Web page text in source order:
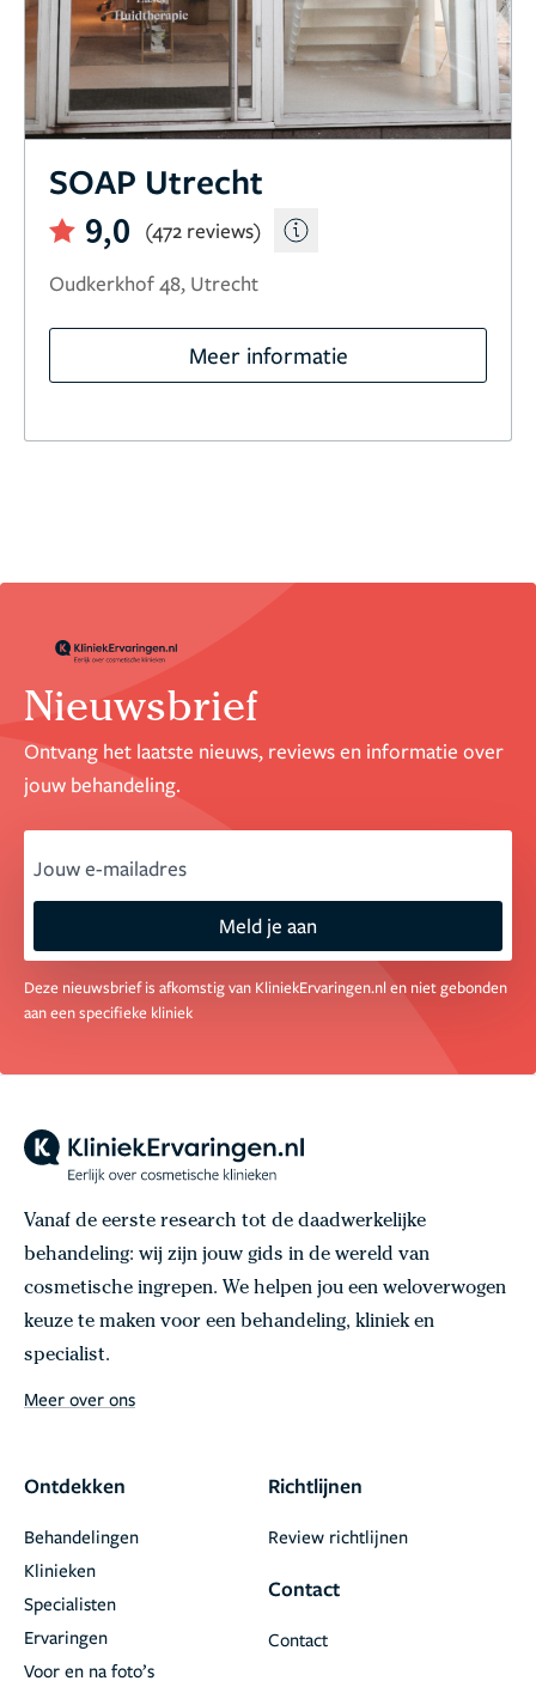
SOAP Utrecht
9,0
(472 reviews)
Oudkerkhof 48, Utrecht
Meer informatie
Nieuwsbrief
Ontvang het laatste nieuws, reviews en informatie over
jouw behandeling.
Meld je aan
Deze nieuwsbrief is afkomstig van KliniekErvaringen.nl en niet gebonden
aan een specifieke kliniek
Vanaf de eerste research tot de daadwerkelijke
behandeling: wij zijn jouw gids in de wereld van
cosmetische ingrepen. We helpen jou een weloverwogen
keuze te maken voor een behandeling, kliniek en
specialist.
Meer over ons
Ontdekken
Behandelingen
Klinieken
Specialisten
Ervaringen
Voor en na foto’s
Richtlijnen
Review richtlijnen
Contact
Contact